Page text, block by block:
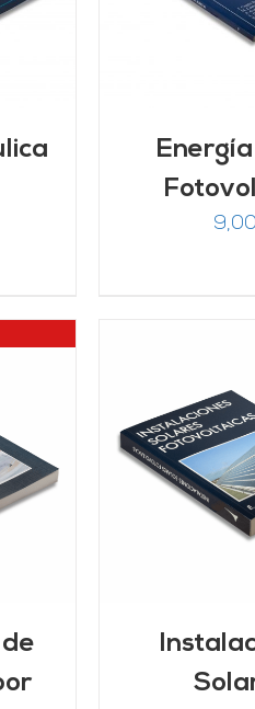
9,00
/
AÑADIR